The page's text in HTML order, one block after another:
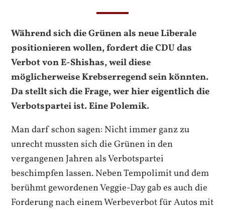
Während sich die Grünen als neue Liberale
positionieren wollen, fordert die CDU das
Verbot von E-Shishas, weil diese
möglicherweise Krebserregend sein könnten.
Da stellt sich die Frage, wer hier eigentlich die
Verbotspartei ist. Eine Polemik.
Man darf schon sagen: Nicht immer ganz zu
unrecht mussten sich die Grünen in den
vergangenen Jahren als Verbotspartei
beschimpfen lassen. Neben Tempolimit und dem
berühmt gewordenen Veggie-Day gab es auch die
Forderung nach einem Werbeverbot für Autos mit